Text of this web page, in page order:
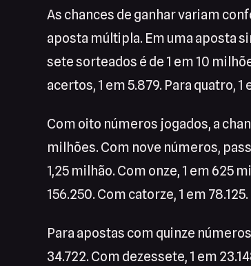
As chances de ganhar variam
aposta múltipla. Em uma aposta
sete sorteados é de 1 em 10
acertos, 1 em 5.879. Para quatro,
Com oito números jogados, a
milhões. Com nove números,
1,25 milhão. Com onze, 1 em 625
156.250. Com catorze, 1 em 78.125.
Para apostas com quinze
34.722. Com dezessete, 1 em